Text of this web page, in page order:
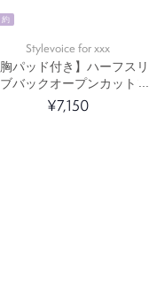
約
Stylevoice for xxx
胸パッド付き】ハーフスリ
バックオープンカットソ
ー
¥7,150